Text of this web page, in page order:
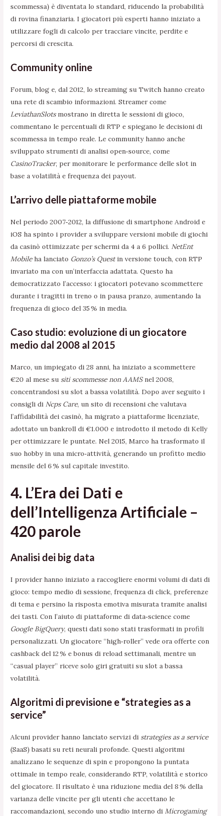
scommessa) è diventata lo standard, riducendo la probabilità
di rovina finanziaria. I giocatori più esperti hanno iniziato a
utilizzare fogli di calcolo per tracciare vincite, perdite e
percorsi di crescita.
Community online
Forum, blog e, dal 2012, lo streaming su Twitch hanno creato
una rete di scambio informazioni. Streamer come
LeviathanSlotsmostrano in diretta le sessioni di gioco,
commentano le percentuali di RTP e spiegano le decisioni di
scommessa in tempo reale. Le community hanno anche
sviluppato strumenti di analisi open‑source, come
CasinoTracker, per monitorare le performance delle slot in
base a volatilità e frequenza dei payout.
L’arrivo delle piattaforme mobile
Nel periodo 2007‑2012, la diffusione di smartphone Android e
iOS ha spinto i provider a sviluppare versioni mobile di giochi
da casinò ottimizzate per schermi da 4 a 6 pollici. NetEnt
Mobileha lanciato Gonzo’s Questin versione touch, con RTP
invariato ma con un’interfaccia adattata. Questo ha
democratizzato l’accesso: i giocatori potevano scommettere
durante i tragitti in treno o in pausa pranzo, aumentando la
frequenza di gioco del 35 % in media.
Caso studio: evoluzione di un giocatore
medio dal 2008 al 2015
Marco, un impiegato di 28 anni, ha iniziato a scommettere
€20 al mese su siti scommesse non AAMSnel 2008,
concentrandosi su slot a bassa volatilità. Dopo aver seguito i
consigli di Ncps Care, un sito di recensioni che valutava
l’affidabilità dei casinò, ha migrato a piattaforme licenziate,
adottato un bankroll di €1.000 e introdotto il metodo di Kelly
per ottimizzare le puntate. Nel 2015, Marco ha trasformato il
suo hobby in una micro‑attività, generando un profitto medio
mensile del 6 % sul capitale investito.
4. L’Era dei Dati e
dell’Intelligenza Artificiale –
420 parole
Analisi dei big data
I provider hanno iniziato a raccogliere enormi volumi di dati di
gioco: tempo medio di sessione, frequenza di click, preferenze
di tema e persino la risposta emotiva misurata tramite analisi
dei tasti. Con l’aiuto di piattaforme di data‑science come
Google BigQuery, questi dati sono stati trasformati in profili
personalizzati. Un giocatore “high‑roller” vede ora offerte con
cashback del 12 % e bonus di reload settimanali, mentre un
“casual player” riceve solo giri gratuiti su slot a bassa
volatilità.
Algoritmi di previsione e “strategies as a
service”
Alcuni provider hanno lanciato servizi di strategies as a service
(SaaS) basati su reti neurali profonde. Questi algoritmi
analizzano le sequenze di spin e propongono la puntata
ottimale in tempo reale, considerando RTP, volatilità e storico
del giocatore. Il risultato è una riduzione media del 8 % della
varianza delle vincite per gli utenti che accettano le
raccomandazioni, secondo uno studio interno diMicrogaming